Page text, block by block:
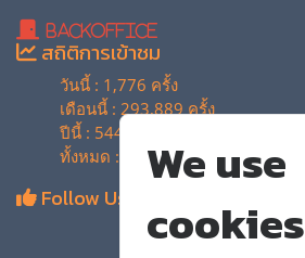
We use
cookies
BackOffice
สถิติการเข้าชม
วันนี้ : 1,776 ครั้ง
เดือนนี้ : 293,889 ครั้ง
ปีนี้ : 544,065 ครั้ง
ทั้งหมด : 4,135,015 ครั้ง
Follow Us